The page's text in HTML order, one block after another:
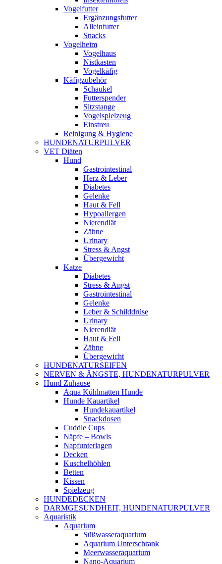
Vogelfutter
Ergänzungsfutter
Alleinfutter
Snacks
Vogelheim
Vogelhaus
Nistkasten
Vogelkäfig
Käfigzubehör
Schaukel
Futterspender
Sitzstange
Vogelspielzeug
Einstreu
Reinigung & Hygiene
HUNDENATURPULVER
VET Diäten
Hund
Gastrointestinal
Herz & Leber
Diabetes
Gelenke
Haut & Fell
Hypoallergen
Nierendiät
Zähne
Urinary
Stress & Angst
Übergewicht
Katze
Diabetes
Stress & Angst
Gastrointestinal
Gelenke
Leber & Schilddrüse
Urinary
Nierendiät
Haut & Fell
Zähne
Übergewicht
HUNDENATURSEIFEN
NERVEN & ÄNGSTE, HUNDENATURPULVER
Hund Zuhause
Aqua Kühlmatten Hunde
Hunde Kauartikel
Hundekauartikel
Snackdosen
Cuddle Cups
Näpfe – Bowls
Napfunterlagen
Decken
Kuschelhöhlen
Betten
Kissen
Spielzeug
HUNDEDECKEN
DARMGESUNDHEIT, HUNDENATURPULVER
Aquaristik
Aquarium
Süßwasseraquarium
Aquarium Unterschrank
Meerwasseraquarium
Nano-Aquarium